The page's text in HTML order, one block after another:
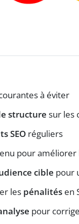
à éviter
structure sur les
SEO réguliers
pour améliorer
cible pour
les pénalités en
pour